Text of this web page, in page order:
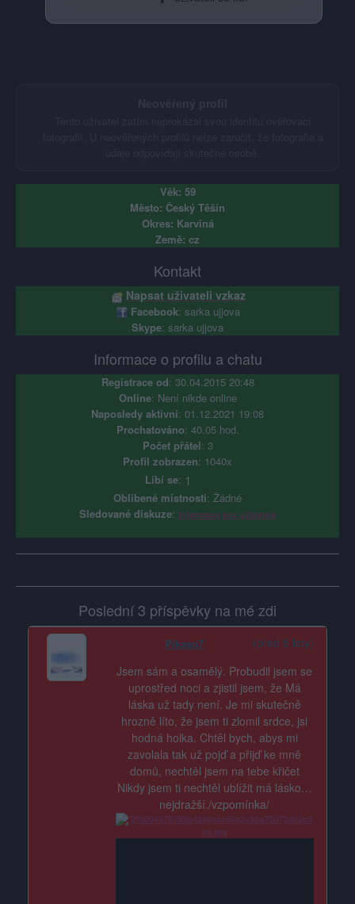
Věk: 59
Město: Český Těšín
Okres: Karviná
Země: cz
Kontakt
Napsat uživateli vzkaz
Facebook: sarka ujjova
Skype: sarka ujjova
Informace o profilu a chatu
Registrace od: 30.04.2015 20:48
Online: Není nikde online
Naposledy aktivní: 01.12.2021 19:08
Prochatováno: 40.05 hod.
Počet přátel: 3
Profil zobrazen: 1040x
Líbí se: 1
Oblibené místnosti: Žádné
Sledované diskuze: Informace pro uživatele
Poslední 3 příspěvky na mé zdi
Pikaso7
(před 5 lety)
Jsem sám a osamělý. Probudil jsem se
uprostřed noci a zjistil jsem, že Má
láska už tady není. Je mi skutečně
hrozně líto, že jsem ti zlomil srdce, jsi
hodná holka. Chtěl bych, abys mi
zavolala tak už pojď a přijď ke mně
domů, nechtěl jsem na tebe křičet
Nikdy jsem ti nechtěl ublížit má lásko…
nejdražší./vzpomínka/